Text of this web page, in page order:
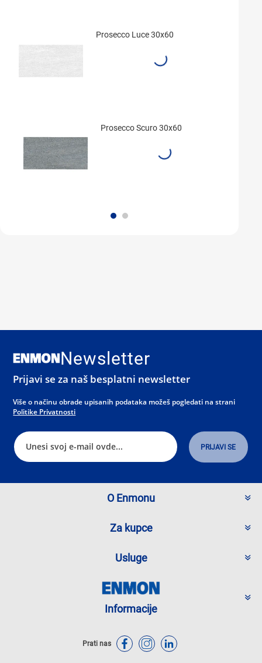
Prosecco Luce 30x60
Prosecco Scuro 30x60
Newsletter
Prijavi se za naš besplatni newsletter
Više o načinu obrade upisanih podataka možeš pogledati na strani
Politike Privatnosti
O Enmonu
Za kupce
Usluge
Informacije
Prati nas